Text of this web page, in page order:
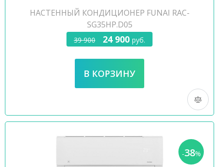
НАСТЕННЫЙ КОНДИЦИОНЕР FUNAI RAC-
SG35HP.D05
39 900 24 900 руб.
-38%